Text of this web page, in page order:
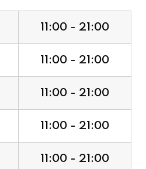
11:00 - 21:00
11:00 - 21:00
11:00 - 21:00
11:00 - 21:00
11:00 - 21:00